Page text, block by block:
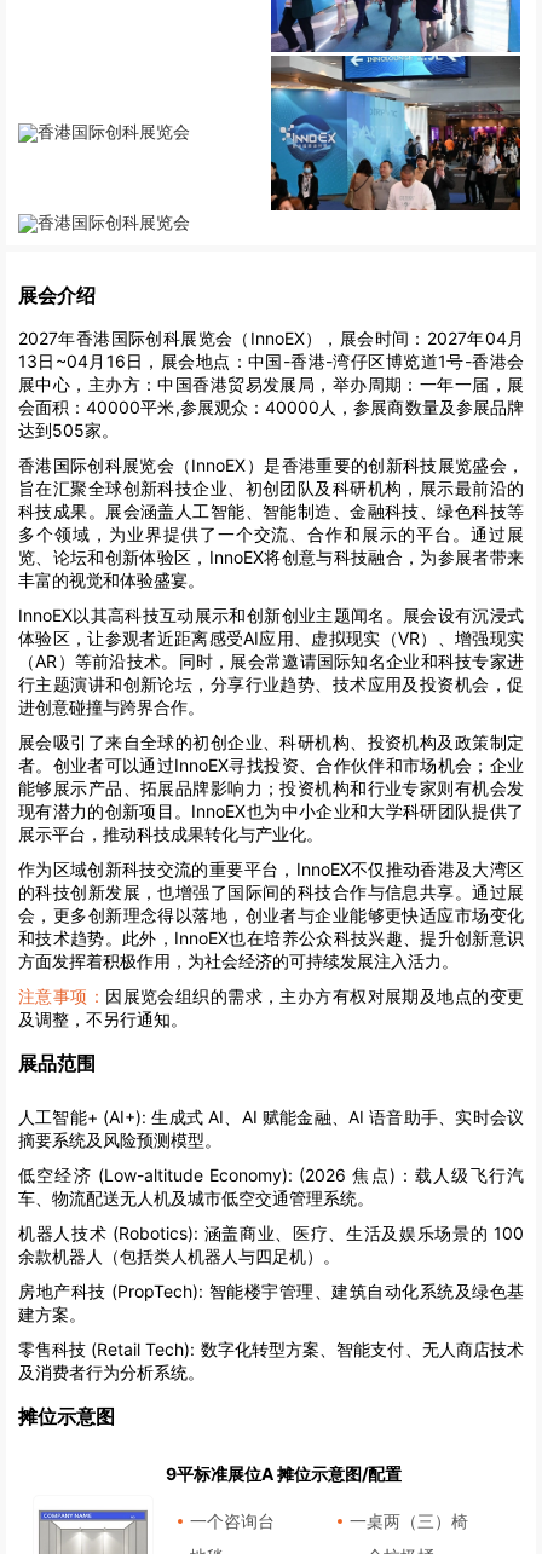
展会介绍
2027年香港国际创科展览会（InnoEX），展会时间：2027年04月
13日~04月16日，展会地点：中国-香港-湾仔区博览道1号-香港会
展中心，主办方：中国香港贸易发展局，举办周期：一年一届，展
会面积：40000平米,参展观众：40000人，参展商数量及参展品牌
达到505家。
香港国际创科展览会（InnoEX）是香港重要的创新科技展览盛会，
旨在汇聚全球创新科技企业、初创团队及科研机构，展示最前沿的
科技成果。展会涵盖人工智能、智能制造、金融科技、绿色科技等
多个领域，为业界提供了一个交流、合作和展示的平台。通过展
览、论坛和创新体验区，InnoEX将创意与科技融合，为参展者带来
丰富的视觉和体验盛宴。
InnoEX以其高科技互动展示和创新创业主题闻名。展会设有沉浸式
体验区，让参观者近距离感受AI应用、虚拟现实（VR）、增强现实
（AR）等前沿技术。同时，展会常邀请国际知名企业和科技专家进
行主题演讲和创新论坛，分享行业趋势、技术应用及投资机会，促
进创意碰撞与跨界合作。
展会吸引了来自全球的初创企业、科研机构、投资机构及政策制定
者。创业者可以通过InnoEX寻找投资、合作伙伴和市场机会；企业
能够展示产品、拓展品牌影响力；投资机构和行业专家则有机会发
现有潜力的创新项目。InnoEX也为中小企业和大学科研团队提供了
展示平台，推动科技成果转化与产业化。
作为区域创新科技交流的重要平台，InnoEX不仅推动香港及大湾区
的科技创新发展，也增强了国际间的科技合作与信息共享。通过展
会，更多创新理念得以落地，创业者与企业能够更快适应市场变化
和技术趋势。此外，InnoEX也在培养公众科技兴趣、提升创新意识
方面发挥着积极作用，为社会经济的可持续发展注入活力。
注意事项： 因展览会组织的需求，主办方有权对展期及地点的变更
及调整，不另行通知。
展品范围
人工智能+ (AI+): 生成式 AI、AI 赋能金融、AI 语音助手、实时会议
摘要系统及风险预测模型。
低空经济 (Low-altitude Economy): (2026 焦点)：载人级飞行汽
车、物流配送无人机及城市低空交通管理系统。
机器人技术 (Robotics): 涵盖商业、医疗、生活及娱乐场景的 100
余款机器人（包括类人机器人与四足机）。
房地产科技 (PropTech): 智能楼宇管理、建筑自动化系统及绿色基
建方案。
零售科技 (Retail Tech): 数字化转型方案、智能支付、无人商店技术
及消费者行为分析系统。
摊位示意图
9平标准展位A 摊位示意图/配置
一个咨询台
一桌两（三）椅